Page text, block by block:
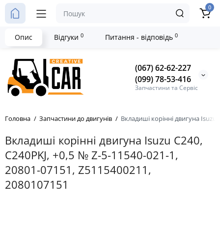
(067) 62-62-227
(099) 78-53-416
Запчастини та Сервіс
0
Головна Запчастини до двигунів Вкладиші корінні двигуна Isuzu
Вкладиші корінні двигуна Isuzu C240,
C240PKJ, +0,5 № Z-5-11540-021-1,
20801-07151, Z5115400211,
2080107151
Опис Відгуки 0 Питання - відповідь 0